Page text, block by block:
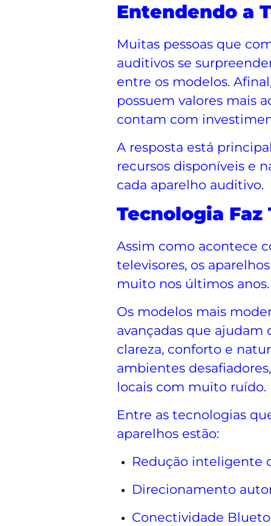
Entendendo a
Muitas pessoas que
auditivos se
entre os modelos.
possuem valores mais
contam com
A resposta está
recursos disponíveis e
cada aparelho auditivo.
Tecnologia
Assim como acontece
televisores, os
muito nos últimos anos.
Os modelos mais
avançadas que ajudam
clareza, conforto e
ambientes
locais com muito ruído.
Entre as tecnologias
aparelhos estão:
Redução inteligente
Direcionamento
Conectividade